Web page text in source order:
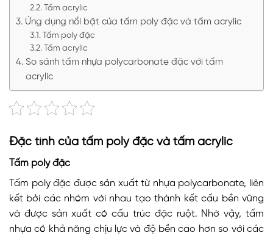
Tấm acrylic
Ứng dụng nổi bật của tấm poly đặc và tấm acrylic
Tấm poly đặc
Tấm acrylic
So sánh tấm nhựa polycarbonate đặc với tấm
acrylic
Đặc tính của tấm poly đặc và tấm acrylic
Tấm poly đặc
Tấm poly đặc được sản xuất từ nhựa polycarbonate, liên
kết bởi các nhóm với nhau tạo thành kết cấu bền vững
và được sản xuất có cấu trúc đặc ruột. Nhờ vậy, tấm
nhựa có khả năng chịu lực và độ bền cao hơn so với các